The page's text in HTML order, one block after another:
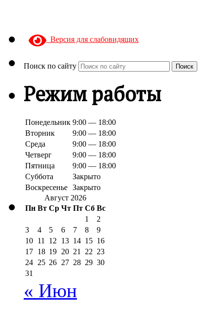
Версия для слабовидящих
Поиск по сайту Поиск
Режим работы
Понедельник 9:00 — 18:00
Вторник
9:00 — 18:00
Среда
9:00 — 18:00
Четверг
9:00 — 18:00
Пятница
9:00 — 18:00
Суббота
Закрыто
Воскресенье Закрыто
Август 2026
Пн Вт Ср Чт Пт Сб Вс
1
2
3
4 5 6 7 8
9
10 11 12 13 14 15 16
17 18 19 20 21 22 23
24 25 26 27 28 29 30
31
« Июн